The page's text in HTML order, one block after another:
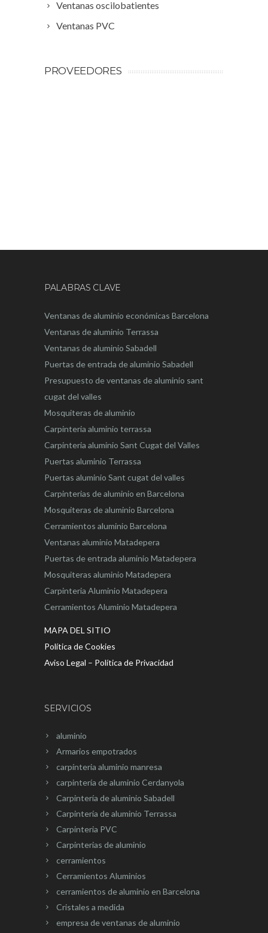
Ventanas oscilobatientes
Ventanas PVC
PROVEEDORES
PALABRAS CLAVE
Ventanas de aluminio económicas Barcelona
Ventanas de aluminio Terrassa
Ventanas de aluminio Sabadell
Puertas de entrada de aluminio Sabadell
Presupuesto de ventanas de aluminio sant
cugat del valles
Mosquiteras de aluminio
Carpinteria aluminio terrassa
Carpinteria aluminio Sant Cugat del Valles
Puertas aluminio Terrassa
Puertas aluminio Sant cugat del valles
Carpinterias de aluminio en Barcelona
Mosquiteras de aluminio Barcelona
Cerramientos aluminio Barcelona
Ventanas aluminio Matadepera
Puertas de entrada aluminio Matadepera
Mosquiteras aluminio Matadepera
Carpinteria Aluminio Matadepera
Cerramientos Aluminio Matadepera
MAPA DEL SITIO
Política de Cookies
Aviso Legal – Política de Privacidad
SERVICIOS
aluminio
Armarios empotrados
carpínteria aluminio manresa
carpintería de aluminio Cerdanyola
Carpintería de aluminio Sabadell
Carpintería de aluminio Terrassa
Carpinteria PVC
Carpinterias de aluminio
cerramientos
Cerramientos Aluminios
cerramientos de aluminio en Barcelona
Cristales a medida
empresa de ventanas de aluminio